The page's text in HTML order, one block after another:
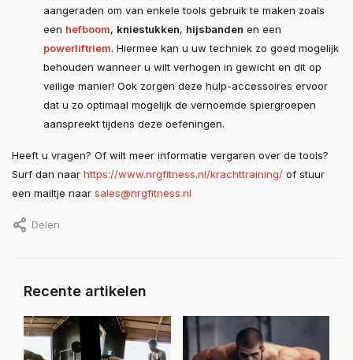
aangeraden om van enkele tools gebruik te maken zoals
een hefboom, kniestukken, hijsbanden en een
powerliftriem. Hiermee kan u uw techniek zo goed mogelijk
behouden wanneer u wilt verhogen in gewicht en dit op
veilige manier! Ook zorgen deze hulp-accessoires ervoor
dat u zo optimaal mogelijk de vernoemde spiergroepen
aanspreekt tijdens deze oefeningen.
Heeft u vragen? Of wilt meer informatie vergaren over de tools?
Surf dan naar https://www.nrgfitness.nl/krachttraining/ of stuur
een mailtje naar sales@nrgfitness.nl
Delen
Recente artikelen